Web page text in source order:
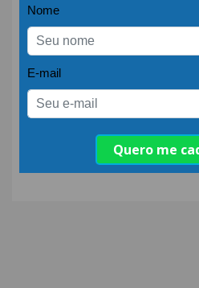
Fonte:Embratur
COMPARTILHE: